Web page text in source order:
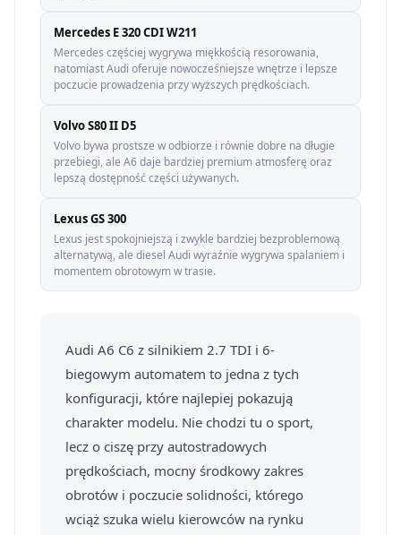
Mercedes E 320 CDI W211
Mercedes częściej wygrywa miękkością resorowania,
natomiast Audi oferuje nowocześniejsze wnętrze i lepsze
poczucie prowadzenia przy wyższych prędkościach.
Volvo S80 II D5
Volvo bywa prostsze w odbiorze i równie dobre na długie
przebiegi, ale A6 daje bardziej premium atmosferę oraz
lepszą dostępność części używanych.
Lexus GS 300
Lexus jest spokojniejszą i zwykle bardziej bezproblemową
alternatywą, ale diesel Audi wyraźnie wygrywa spalaniem i
momentem obrotowym w trasie.
Audi A6 C6 z silnikiem 2.7 TDI i 6-
biegowym automatem to jedna z tych
konfiguracji, które najlepiej pokazują
charakter modelu. Nie chodzi tu o sport,
lecz o ciszę przy autostradowych
prędkościach, mocny środkowy zakres
obrotów i poczucie solidności, którego
wciąż szuka wielu kierowców na rynku